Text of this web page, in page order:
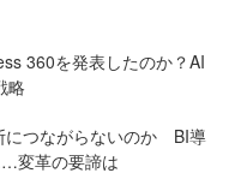
360を発表したのか？AI
略
につながらないのか BI導
変革の要諦は